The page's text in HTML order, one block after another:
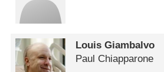
Louis Giambalvo
Paul Chiapparone